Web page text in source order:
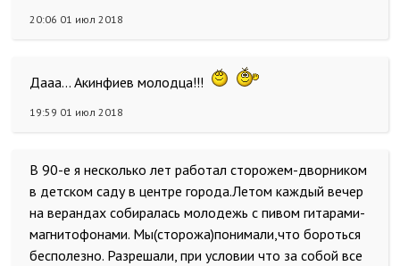
20:06 01 июл 2018
Дааа... Акинфиев молодца!!!
19:59 01 июл 2018
В 90-е я несколько лет работал сторожем-дворником
в детском саду в центре города.Летом каждый вечер
на верандах собиралась молодежь с пивом гитарами-
магнитофонами. Мы(сторожа)понимали,что бороться
бесполезно. Разрешали, при условии что за собой все